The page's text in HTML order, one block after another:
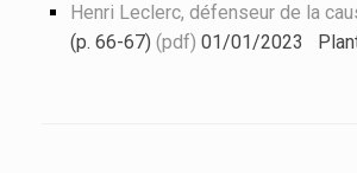
Henri Leclerc, défenseur de la
(p. 66-67) (pdf) 01/01/2023